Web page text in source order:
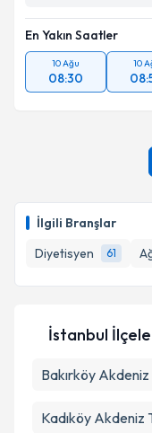
İlgili Branşlar
Diyetisyen
61
En Yakın Saatler
10 Ağu
08:30
10
İstanbul
Bakırköy Akdeniz
Kadıköy Akdeniz